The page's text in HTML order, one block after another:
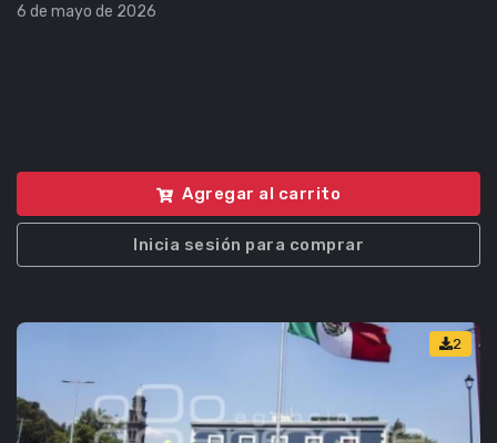
6 de mayo de 2026
Agregar al carrito
Inicia sesión para comprar
2